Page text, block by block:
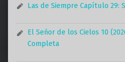
Las de Siempre Capítulo 29:
El Señor de los Cielos 10
Completa